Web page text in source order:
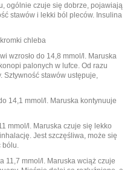
ogólnie czuje się dobrze, pojawiają
stawów i lekki ból pleców. Insulina
chleba
wzrosło do 14,8 mmol/l. Maruska
palonych w lufce. Od razu
Sztywność stawów ustępuje,
14,1 mmol/l. Maruska kontynuuje
mmol/l. Maruska czuje się lekko
Jest szczęśliwa, może się
bólu.
11,7 mmol/l. Maruska wciąż czuje